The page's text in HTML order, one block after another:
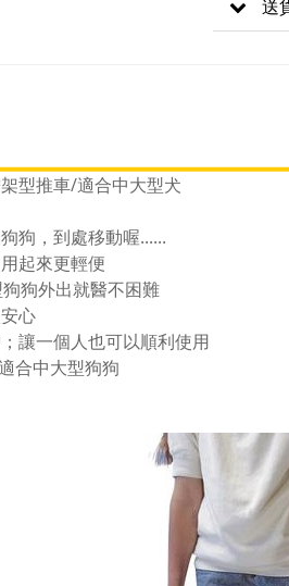
送
型推車/適合中大型犬
狗，到處移動喔......
起來更輕便
狗外出就醫不困難
心
讓一個人也可以順利使用
合中大型狗狗